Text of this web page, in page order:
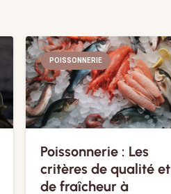
POISSONNERIE
Poissonnerie : Les
critères de qualité et
de fraîcheur à